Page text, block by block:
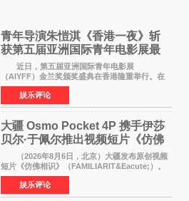
青年导演朱愷淇《香港一夜》斩
获第五届亚洲国际青年电影展最
佳剧本改编奖
近日，第五届亚洲国际青年电影展
（AIYFF）金兰奖颁奖盛典在香港隆重举行。在
这场汇聚数百位海内外电影人、文化界人士及媒
体代表的亚洲青年影视盛会上，香港本土电影
《香港一夜》（Dawn in Ho
娱乐评论
大疆 Osmo Pocket 4P 携手伊莎
贝尔·于佩尔推出视频短片《仿佛
相识》
（2026年8月6日，北京）大疆发布原创视频
短片《仿佛相识》（FAMILIARIT&Eacute;）。
视频短片由戛纳国际电影节最佳女演员伊莎贝尔·
于佩尔（Isabelle Huppert）主演，全程使用大
疆首款双主摄口
娱乐评论